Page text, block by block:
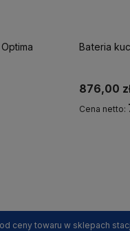
Bateria
876,00
Cena netto:
ceny towaru w sklepach